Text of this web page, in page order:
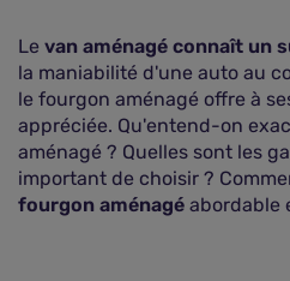
Le van aménagé connaît un
la maniabilité d'une auto au
le fourgon aménagé offre à
appréciée. Qu'entend-on
aménagé ? Quelles sont les
important de choisir ?
fourgon aménagé abordable